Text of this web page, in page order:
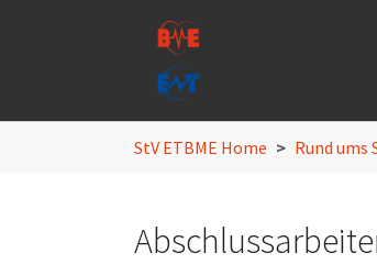
StV ETBME Home Rund ums